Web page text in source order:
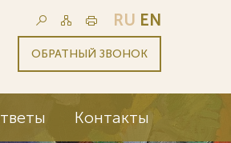
RU EN
ОБРАТНЫЙ ЗВОНОК
Контакты